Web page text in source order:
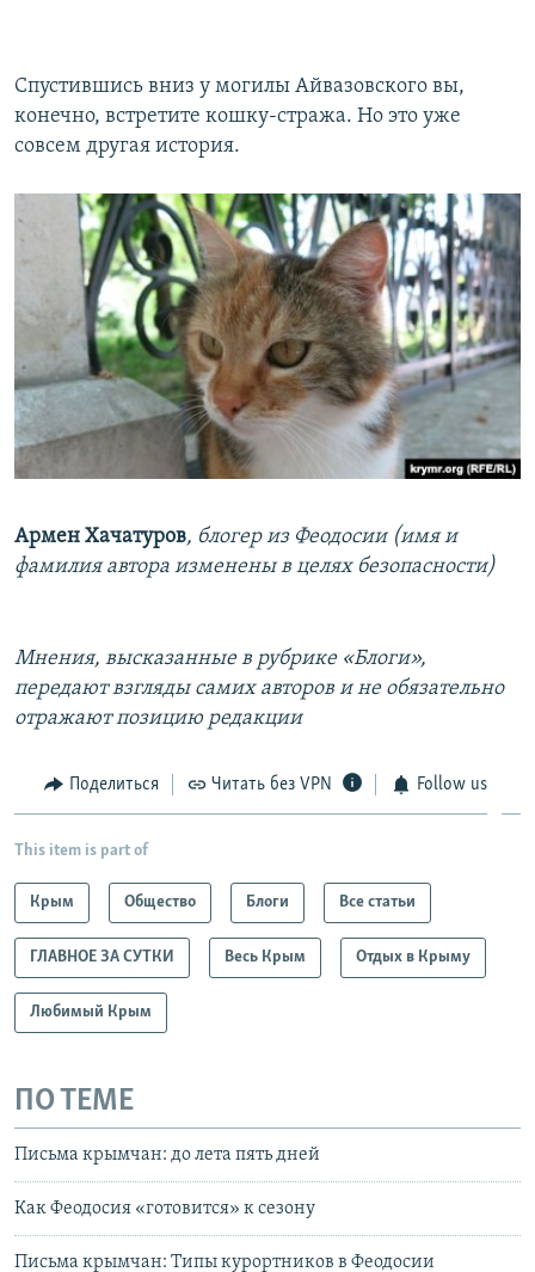
Спустившись вниз у могилы Айвазовского вы,
конечно, встретите кошку-стража. Но это уже
совсем другая история.
Армен Хачатуров, блогер из Феодосии (имя и
фамилия автора изменены в целях безопасности)
Мнения, высказанные в рубрике «Блоги»,
передают взгляды самих авторов и не обязательно
отражают позицию редакции
Поделиться Читать без VPN Follow us
This item is part of
Крым Общество Блоги Все статьи
ГЛАВНОЕ ЗА СУТКИ Весь Крым Отдых в Крыму
Любимый Крым
ПО ТЕМЕ
Письма крымчан: до лета пять дней
Как Феодосия «готовится» к сезону
Письма крымчан: Типы курортников в Феодосии